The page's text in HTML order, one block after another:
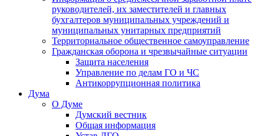
руководителей, их заместителей и главных
бухгалтеров муниципальных учреждений и
муниципальных унитарных предприятий
Территориальное общественное самоуправление
Гражданская оборона и чрезвычайные ситуации
Защита населения
Управление по делам ГО и ЧС
Антикоррупционная политика
Дума
О Думе
Думский вестник
Общая информация